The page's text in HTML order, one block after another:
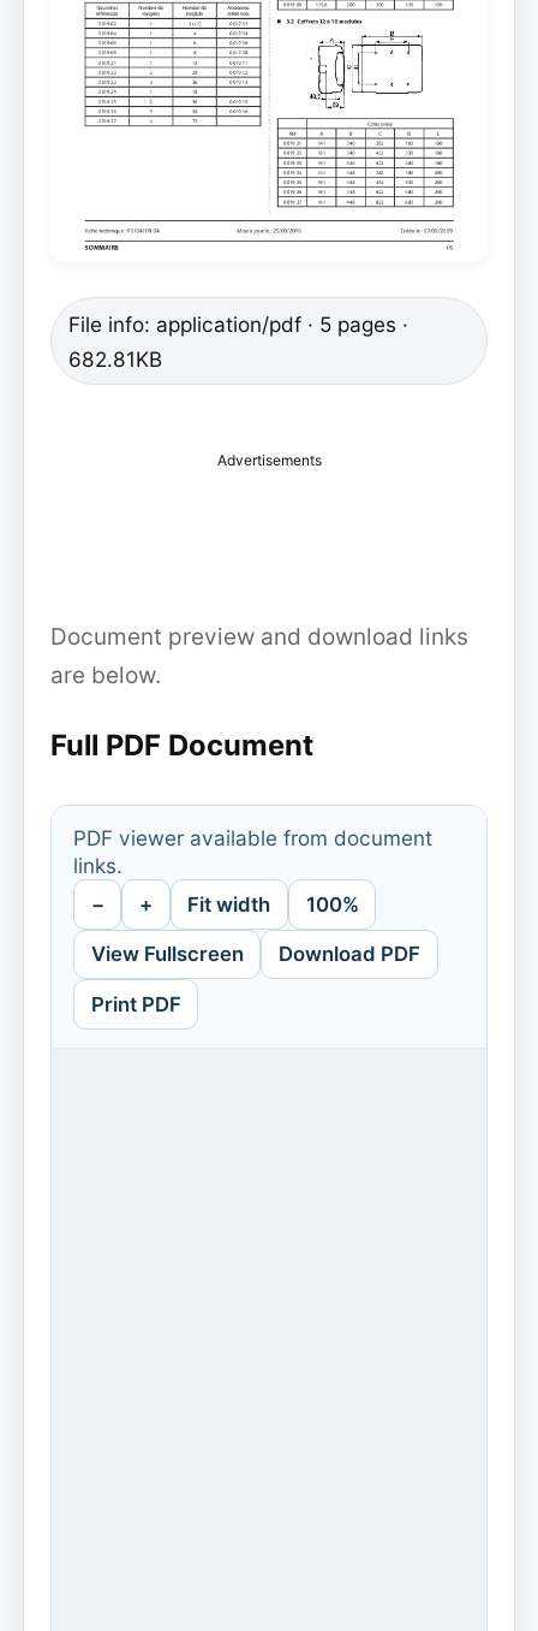
File info: application/pdf · 5 pages ·
682.81KB
Advertisements
Document preview and download links
are below.
Full PDF Document
PDF viewer available from document
links.
− + Fit width 100%
View Fullscreen Download PDF
Print PDF